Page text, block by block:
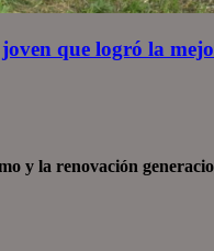
que logró la
y la renovación